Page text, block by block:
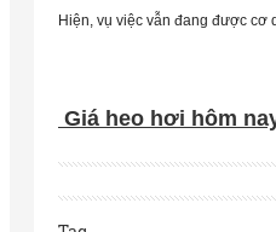
Hiện, vụ việc vẫn đang được cơ
Giá heo hơi hôm